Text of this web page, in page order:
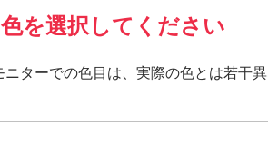
を選択してください
ニターでの色目は、実際の色とは若干